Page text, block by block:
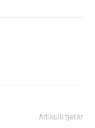
Artikulli tjetër